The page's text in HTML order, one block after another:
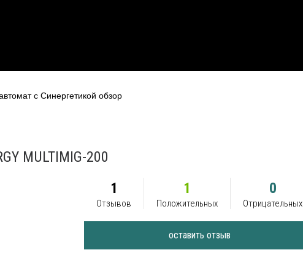
с Синергетикой обзор
MULTIMIG-200
1
Отзывов
1
Положительных
0
Отрицательных
оставить отзыв